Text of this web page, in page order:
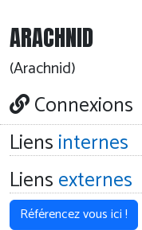
ARACHNID
(Arachnid)
Connexions
Liensinternes
Liensexternes
Référencez vous ici !